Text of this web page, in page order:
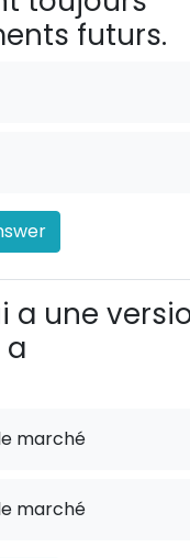
futurs.
a une
a
marché
marché